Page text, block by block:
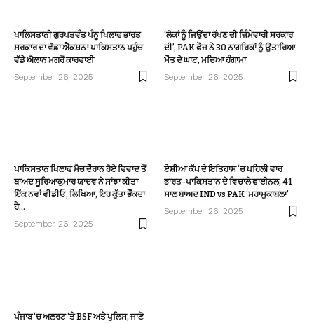
ਖਾਲਿਸਤਾਨੀ ਗੁਰਪਤਵੰਤ ਪੰਨੂ ਖਿਲਾਫ ਭਾਰਤ
ਸਰਕਾਰ ਦਾ ਵੱਡਾ ਐਕਸ਼ਨ! ਪਾਕਿਸਤਾਨ ਪਹੁੰਚ
ਵੱਡੇ ਐਲਾਨ ਮਗਰੋਂ ਕਾਰਵਾਈ
September 26, 2025
‘ਲੋਕਾਂ ਨੂੰ ਜਿਉਂਦਾ ਰੱਖਣ ਦੀ ਜ਼ਿੰਮੇਵਾਰੀ ਸਰਕਾਰ
ਦੀ’, PAK ਫੌਜ ਨੇ 30 ਨਾਗਰਿਕਾਂ ਨੂੰ ਉਤਾਰਿਆ
ਮੌਤ ਦੇ ਘਾਟ, ਮਚਿਆ ਹੰਗਾਮਾ
September 26, 2025
ਪਾਕਿਸਤਾਨ ਖਿਲਾਫ ਮੈਚ ਦੌਰਾਨ ਹੋਏ ਵਿਵਾਦ ਤੋਂ
ਬਾਅਦ ਸੂਰਿਆਕੁਮਾਰ ਯਾਦਵ ਨੇ ਸਾਂਝਾ ਕੀਤਾ
ਇੱਕ ਨਵਾਂ ਵੀਡੀਓ, ਲਿਖਿਆ, ਇਹ ਕੁੱਤਾ ਭੌਂਕਦਾ
ਹੈ…
September 26, 2025
ਏਸ਼ੀਆ ਕੱਪ ਦੇ ਇਤਿਹਾਸ ‘ਚ ਪਹਿਲੀ ਵਾਰ
ਭਾਰਤ-ਪਾਕਿਸਤਾਨ ਦੇ ਵਿਚਾਲੇ ਫਾਈਨਲ, 41
ਸਾਲ ਬਾਅਦ IND vs PAK ‘ਮਹਾਮੁਕਾਬਲਾ’
September 26, 2025
ਪੰਜਾਬ ‘ਚ ਅਲਰਟ ‘ਤੇ BSF ਅਤੇ ਪੁਲਿਸ, ਜਾਣੋ